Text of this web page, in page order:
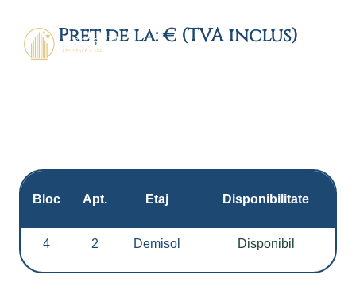
Preț de la: € (TVA inclus)
Bloc Apt. Etaj Disponibilitate
4 2 Demisol Disponibil